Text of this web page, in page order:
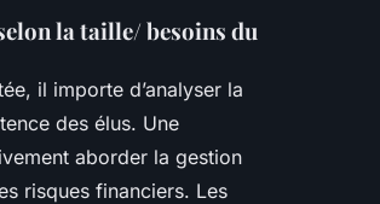
la taille/ besoins du
il importe d’analyser la
des élus. Une
aborder la gestion
risques financiers. Les